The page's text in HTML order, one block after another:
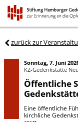
zurück zur
Sonntag, 7. Juni
KZ-Gedenkstätte
Öffentliche
Eine öffentliche
kirchliche